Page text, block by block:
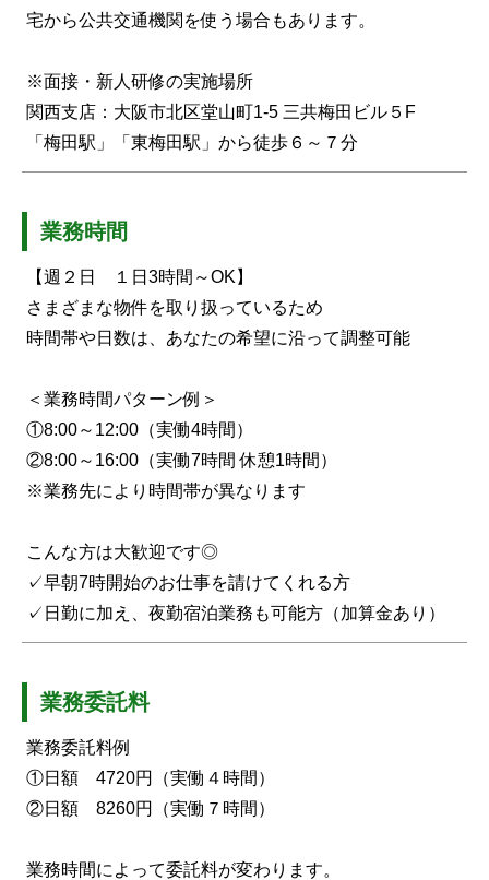
宅から公共交通機関を使う場合もあります。
※面接・新人研修の実施場所
関西支店：大阪市北区堂山町1-5 三共梅田ビル５F
「梅田駅」「東梅田駅」から徒歩６～７分
業務時間
【週２日 １日3時間～OK】
さまざまな物件を取り扱っているため
時間帯や日数は、あなたの希望に沿って調整可能
＜業務時間パターン例＞
①8:00～12:00（実働4時間）
②8:00～16:00（実働7時間 休憩1時間）
※業務先により時間帯が異なります
こんな方は大歓迎です◎
✓早朝7時開始のお仕事を請けてくれる方
✓日勤に加え、夜勤宿泊業務も可能方（加算金あり）
業務委託料
業務委託料例
①日額 4720円（実働４時間）
②日額 8260円（実働７時間）
業務時間によって委託料が変わります。